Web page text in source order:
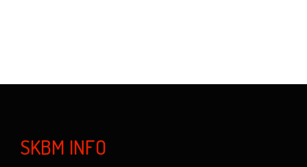
SKBM INFO